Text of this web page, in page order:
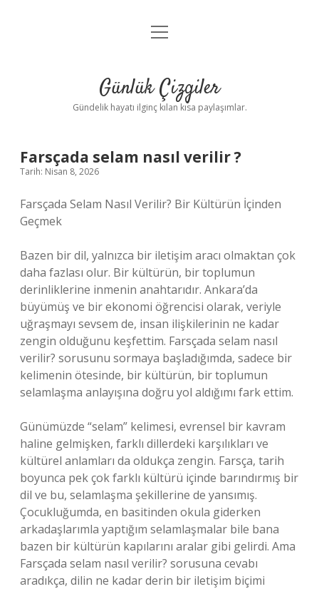
Anasayfa
Yasal Uyarı
menüyü
Günlük Çizgiler
Gündelik hayatı ilginç kılan kısa paylaşımlar.
Farsçada selam nasıl verilir ?
Tarih: Nisan 8, 2026
Farsçada Selam Nasıl Verilir? Bir Kültürün İçinden
Geçmek
Bazen bir dil, yalnızca bir iletişim aracı olmaktan çok
daha fazlası olur. Bir kültürün, bir toplumun
derinliklerine inmenin anahtarıdır. Ankara’da
büyümüş ve bir ekonomi öğrencisi olarak, veriyle
uğraşmayı sevsem de, insan ilişkilerinin ne kadar
zengin olduğunu keşfettim. Farsçada selam nasıl
verilir? sorusunu sormaya başladığımda, sadece bir
kelimenin ötesinde, bir kültürün, bir toplumun
selamlaşma anlayışına doğru yol aldığımı fark ettim.
Günümüzde “selam” kelimesi, evrensel bir kavram
haline gelmişken, farklı dillerdeki karşılıkları ve
kültürel anlamları da oldukça zengin. Farsça, tarih
boyunca pek çok farklı kültürü içinde barındırmış bir
dil ve bu, selamlaşma şekillerine de yansımış.
Çocukluğumda, en basitinden okula giderken
arkadaşlarımla yaptığım selamlaşmalar bile bana
bazen bir kültürün kapılarını aralar gibi gelirdi. Ama
Farsçada selam nasıl verilir? sorusuna cevabı
aradıkça, dilin ne kadar derin bir iletişim biçimi